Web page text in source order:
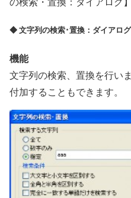
◆ 文字列の検索･置換：ダイアログ
機能
文字列の検索、置換を行い
付加することもできます。